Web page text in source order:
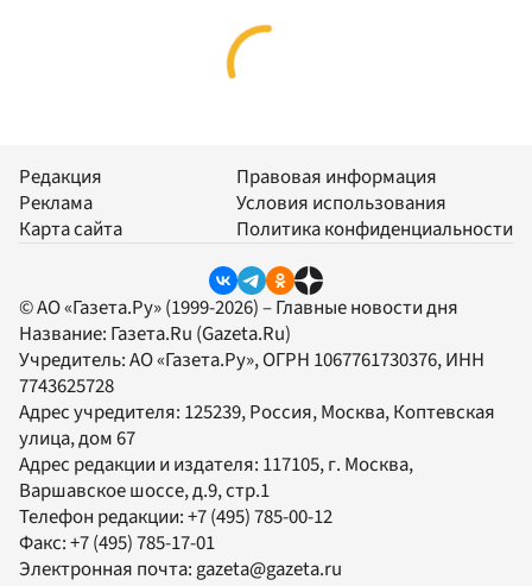
Редакция
Реклама
Карта сайта
Правовая информация
Условия использования
Политика конфиденциальности
© АО «Газета.Ру» (1999-2026) – Главные новости дня
Название: Газета.Ru (Gazeta.Ru)
Учредитель:АО «Газета.Ру», ОГРН 1067761730376, ИНН
7743625728
Адрес учредителя: 125239, Россия, Москва, Коптевская
улица, дом 67
Адрес редакции и издателя: 117105, г. Москва,
Варшавское шоссе, д.9, стр.1
Телефон редакции:+7 (495) 785-00-12
Факс:+7 (495) 785-17-01
Электронная почта:gazeta@gazeta.ru